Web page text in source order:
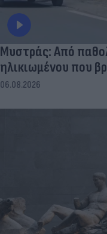
Μυστράς: Από
ηλικιωμένου που
06.08.2026